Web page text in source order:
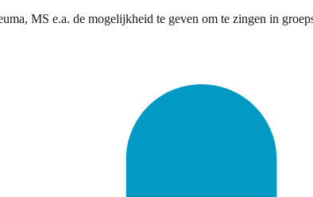
MS e.a. de mogelijkheid te geven om te zingen in